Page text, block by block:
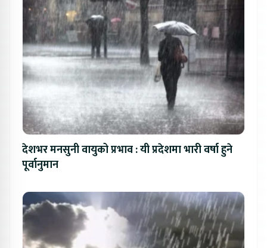
देशभर मनसुनी वायुको प्रभाव : यी प्रदेशमा भारी वर्षा हुने
पूर्वानुमान